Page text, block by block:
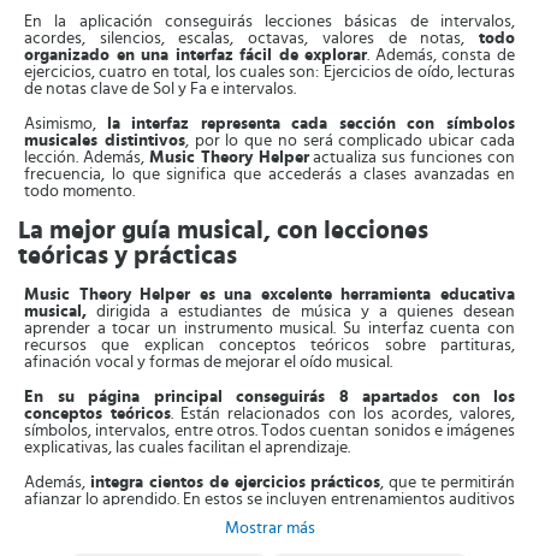
En la aplicación conseguirás lecciones básicas de intervalos,
acordes, silencios, escalas, octavas, valores de notas, todo
organizado en una interfaz fácil de explorar. Además, consta de
ejercicios, cuatro en total, los cuales son: Ejercicios de oído, lecturas
de notas clave de Sol y Fa e intervalos.
Asimismo,
la interfaz representa cada sección con símbolos
musicales distintivos, por lo que no será complicado ubicar cada
lección. Además, Music Theory Helperactualiza sus funciones con
frecuencia, lo que significa que accederás a clases avanzadas en
todo momento.
La mejor guía musical, con lecciones
teóricas y prácticas
Music Theory Helper es una excelente herramienta educativa
musical, dirigida a estudiantes de música y a quienes desean
aprender a tocar un instrumento musical. Su interfaz cuenta con
recursos que explican conceptos teóricos sobre partituras,
afinación vocal y formas de mejorar el oído musical.
En su página principal conseguirás 8 apartados con los
conceptos teóricos. Están relacionados con los acordes, valores,
símbolos, intervalos, entre otros. Todos cuentan sonidos e imágenes
explicativas, las cuales facilitan el aprendizaje.
Además, integra cientos de ejercicios prácticos, que te permitirán
afianzar lo aprendido. En estos se incluyen entrenamientos auditivos
comprensión auditiva, con prácticas de intervalos melódicos o
Mostrar más